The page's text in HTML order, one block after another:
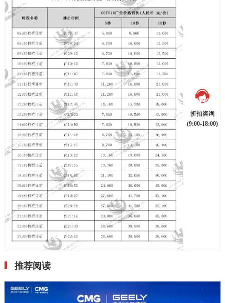
折扣咨询
(9:00-18:00)
推荐阅读